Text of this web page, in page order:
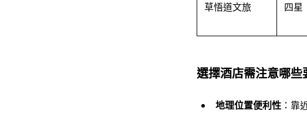
草悟道文旅 四星
選擇酒店需注意哪些
地理位置便利性：靠